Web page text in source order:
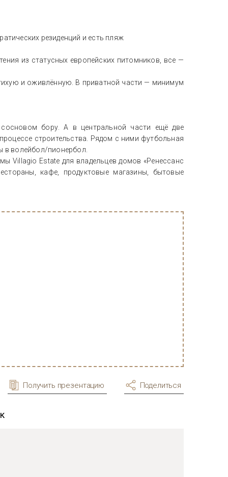
резиденций и есть пляж
из статусных европейских питомников, все —
и оживлённую. В приватной части — минимум
бору. А в центральной части ещё две
строительства. Рядом с ними футбольная
в волейбол/пионербол.
Villagio Estate для владельцев домов «Ренессанс
кафе, продуктовые магазины, бытовые
Получить презентацию Поделиться